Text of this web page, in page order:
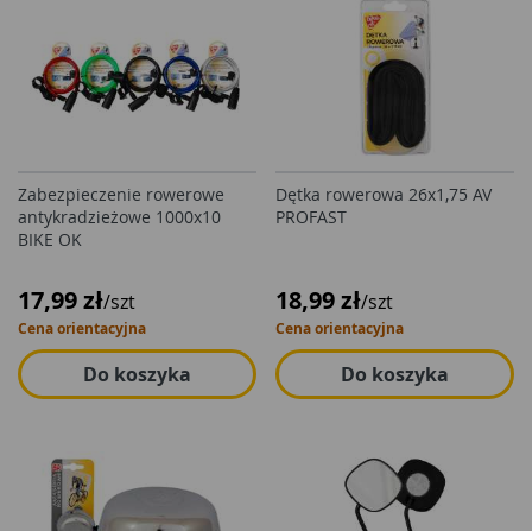
Zabezpieczenie rowerowe
antykradzieżowe 1000x10
BIKE OK
17,99 zł/szt
Cena orientacyjna
Do koszyka
Dętka rowerowa 26x1,75 AV
PROFAST
18,99 zł/szt
Cena orientacyjna
Do koszyka